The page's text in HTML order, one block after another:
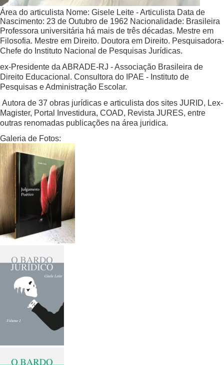
Área do articulista Nome: Gisele Leite - Articulista Data de
Nascimento: 23 de Outubro de 1962 Nacionalidade: Brasileira
Professora universitária há mais de três décadas. Mestre em
Filosofia. Mestre em Direito. Doutora em Direito. Pesquisadora-
Chefe do Instituto Nacional de Pesquisas Jurídicas.
ex-Presidente da ABRADE-RJ - Associação Brasileira de
Direito Educacional. Consultora do IPAE - Instituto de
Pesquisas e Administração Escolar.
Autora de 37 obras jurídicas e articulista dos sites JURID, Lex-
Magister, Portal Investidura, COAD, Revista JURES, entre
outras renomadas publicações na área juridica.
Galeria de Fotos: